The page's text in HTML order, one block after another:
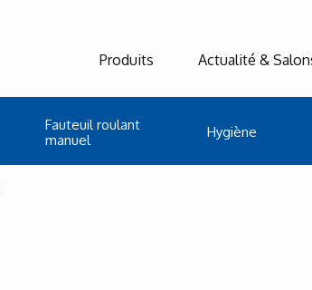
Produits
Fauteuil roulant
manuel
Hygiène
Actualité &